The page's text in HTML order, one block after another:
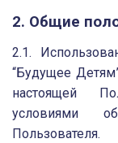
2. Общие
2.1.
“Будущее
настоящей
условиями
Пользователя.